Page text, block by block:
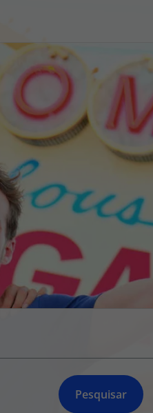
Área de
Apoio ao
218 925 471
Apoio ao
facilidade na
dispor o nosso
10:00 às 20:00
Pesquisar